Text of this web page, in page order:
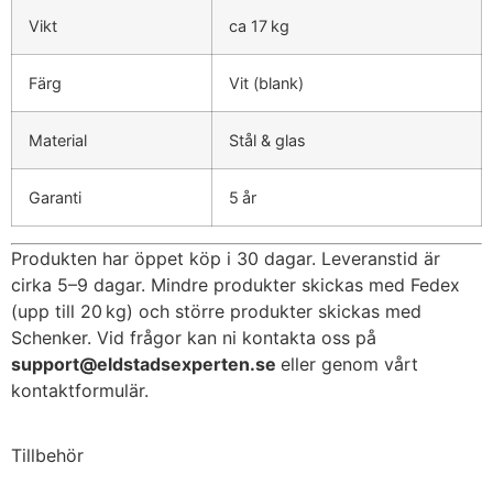
Vikt ca 17 kg
Färg Vit (blank)
Material Stål & glas
Garanti 5 år
Produkten har öppet köp i 30 dagar. Leveranstid är
cirka 5–9 dagar. Mindre produkter skickas med Fedex
(upp till 20 kg) och större produkter skickas med
Schenker. Vid frågor kan ni kontakta oss på
support@eldstadsexperten.se eller genom vårt
kontaktformulär.
Tillbehör